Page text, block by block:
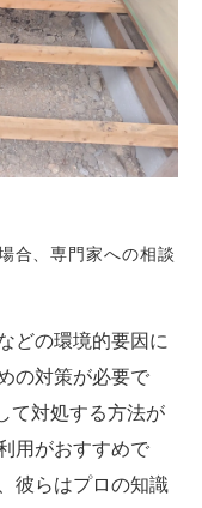
合、専門家への相談
どの環境的要因に
の対策が必要で
て対処する方法が
用がおすすめで
彼らはプロの知識